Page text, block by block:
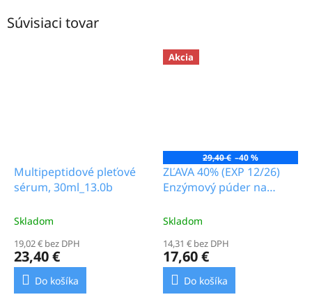
Súvisiaci tovar
Multipeptidové pleťové
sérum, 30ml_13.0b
Skladom
19,02 € bez DPH
23,40 €
Do košíka
Akcia
29,40 € –40 %
ZĽAVA 40% (EXP 12/26)
Enzýmový púder na
"SpaTechnology",
Skladom
14,31 € bez DPH
17,60 €
Do košíka